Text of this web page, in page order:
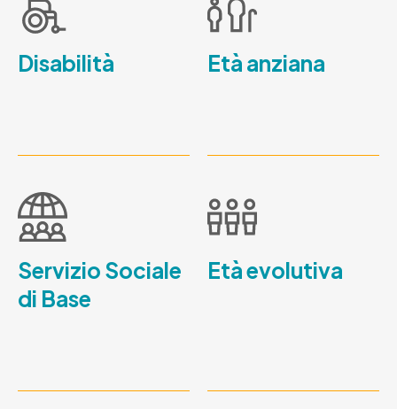
Disabilità Età anziana
Servizio Sociale
di Base
Età evolutiva